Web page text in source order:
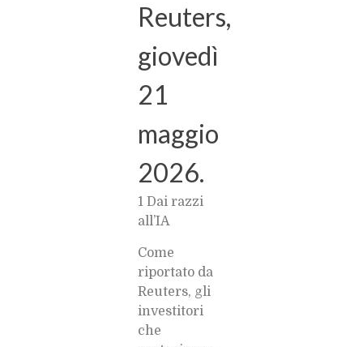
Reuters,
giovedì
21
maggio
2026.
1 Dai razzi
all’IA
Come
riportato da
Reuters, gli
investitori
che